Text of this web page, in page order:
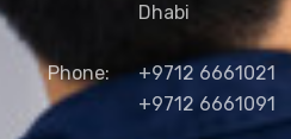
Dhabi
Phone:
+9712 6661021
+9712 6661091